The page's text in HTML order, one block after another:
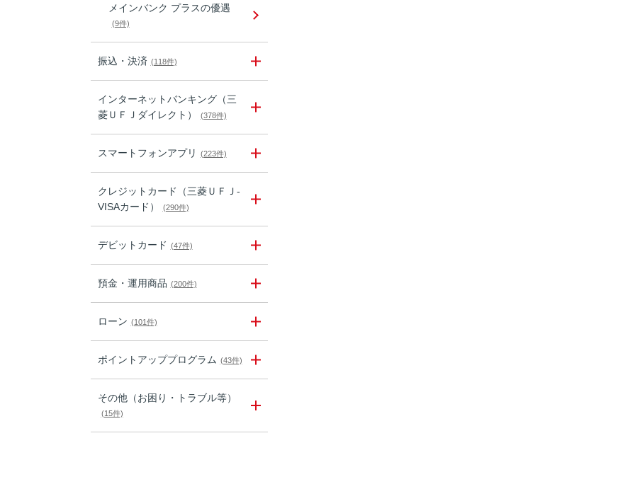
メインバンク プラスの優遇
(9件)
振込・決済 (118件)
インターネットバンキング（三
菱ＵＦＪダイレクト）
(378件)
スマートフォンアプリ (223件)
クレジットカード（三菱ＵＦＪ-
VISAカード）
(290件)
デビットカード (47件)
預金・運用商品 (200件)
ローン (101件)
ポイントアッププログラム (43件)
その他（お困り・トラブル等）
(15件)